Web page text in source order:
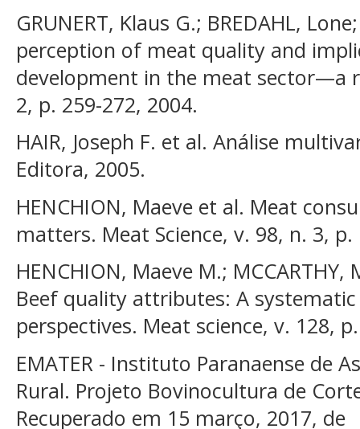
GRUNERT, Klaus G.; BREDAHL,
perception of meat quality and
development in the meat sector—a
2, p. 259-272, 2004.
HAIR, Joseph F. et al. Análise
Editora, 2005.
HENCHION, Maeve et al. Meat
matters. Meat Science, v. 98, n. 3, p.
HENCHION, Maeve M.; MCCARTHY,
Beef quality attributes: A
perspectives. Meat science, v. 128,
EMATER - Instituto Paranaense de
Rural. Projeto Bovinocultura de
Recuperado em 15 março, 2017, de